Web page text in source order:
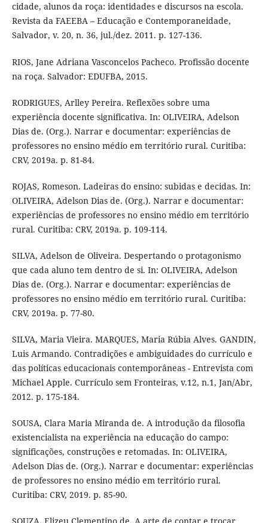
cidade, alunos da roça: identidades e discursos na escola.
Revista da FAEEBA – Educação e Contemporaneidade,
Salvador, v. 20, n. 36, jul./dez. 2011. p. 127-136.
RIOS, Jane Adriana Vasconcelos Pacheco. Profissão docente
na roça. Salvador: EDUFBA, 2015.
RODRIGUES, Arlley Pereira. Reflexões sobre uma
experiência docente significativa. In: OLIVEIRA, Adelson
Dias de. (Org.). Narrar e documentar: experiências de
professores no ensino médio em território rural. Curitiba:
CRV, 2019a. p. 81-84.
ROJAS, Romeson. Ladeiras do ensino: subidas e decidas. In:
OLIVEIRA, Adelson Dias de. (Org.). Narrar e documentar:
experiências de professores no ensino médio em território
rural. Curitiba: CRV, 2019a. p. 109-114.
SILVA, Adelson de Oliveira. Despertando o protagonismo
que cada aluno tem dentro de si. In: OLIVEIRA, Adelson
Dias de. (Org.). Narrar e documentar: experiências de
professores no ensino médio em território rural. Curitiba:
CRV, 2019a. p. 77-80.
SILVA, Maria Vieira. MARQUES, Maria Rúbia Alves. GANDIN,
Luis Armando. Contradições e ambiguidades do currículo e
das políticas educacionais contemporâneas - Entrevista com
Michael Apple. Currículo sem Fronteiras, v.12, n.1, Jan/Abr,
2012. p. 175-184.
SOUSA, Clara Maria Miranda de. A introdução da filosofia
existencialista na experiência na educação do campo:
significações, construções e retomadas. In: OLIVEIRA,
Adelson Dias de. (Org.). Narrar e documentar: experiências
de professores no ensino médio em território rural.
Curitiba: CRV, 2019. p. 85-90.
SOUZA, Elizeu Clementino de. A arte de contar e trocar